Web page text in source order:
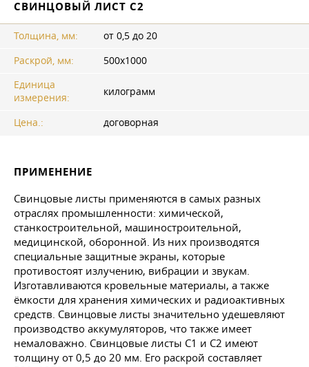
СВИНЦОВЫЙ ЛИСТ С2
Толщина, мм:
от 0,5 до 20
Раскрой, мм:
500x1000
Единица
измерения:
килограмм
Цена.: договорная
ПРИМЕНЕНИЕ
Свинцовые листы применяются в самых разных
отраслях промышленности: химической,
станкостроительной, машиностроительной,
медицинской, оборонной. Из них производятся
специальные защитные экраны, которые
противостоят излучению, вибрации и звукам.
Изготавливаются кровельные материалы, а также
ёмкости для хранения химических и радиоактивных
средств. Свинцовые листы значительно удешевляют
производство аккумуляторов, что также имеет
немаловажно. Свинцовые листы С1 и С2 имеют
толщину от 0,5 до 20 мм. Его раскрой составляет